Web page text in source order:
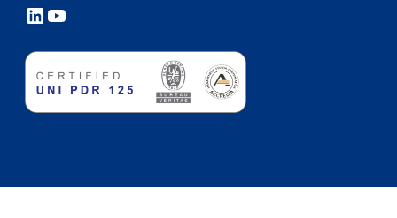
LinkedIn
YouTube